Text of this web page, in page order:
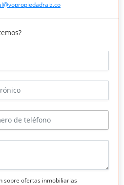
sobre ofertas inmobiliarias